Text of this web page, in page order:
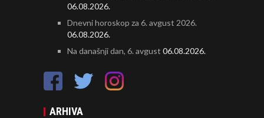
06.08.2026.
Dnevni horoskop za 6. avgust 2026.
06.08.2026.
Na današnji dan, 6. avgust 06.08.2026.
ARHIVA